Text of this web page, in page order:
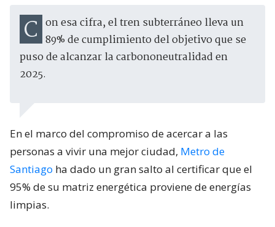
Con esa cifra, el tren subterráneo lleva un 89% de cumplimiento del objetivo que se
puso de alcanzar la carbononeutralidad en
2025.
En el marco del compromiso de acercar a las
personas a vivir una mejor ciudad, Metro de
Santiago ha dado un gran salto al certificar que el
95% de su matriz energética proviene de energías
limpias.